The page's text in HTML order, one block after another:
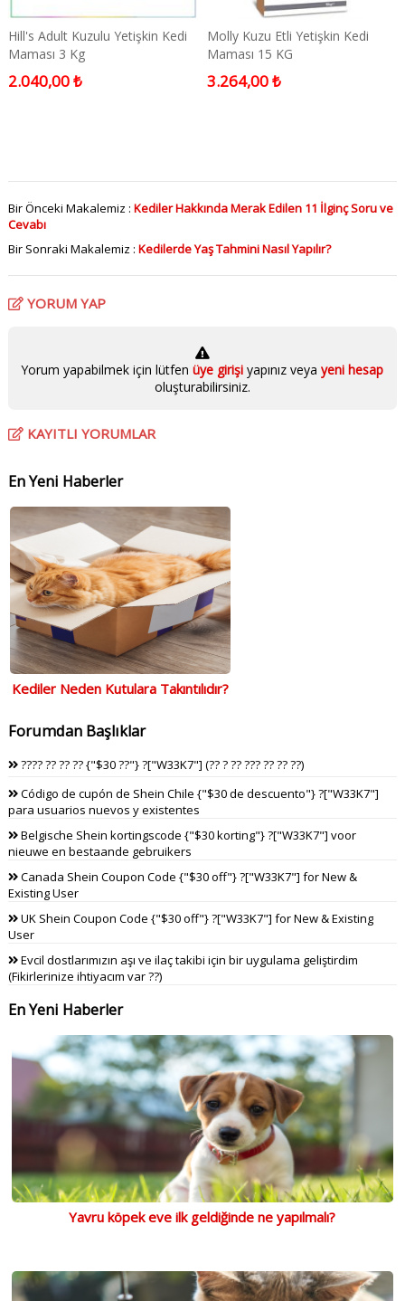
Hill's Adult Kuzulu Yetişkin Kedi
Maması 3 Kg
2.040,00 ₺
Molly Kuzu Etli Yetişkin Kedi
Maması 15 KG
3.264,00 ₺
Bir Önceki Makalemiz : Kediler Hakkında Merak Edilen 11 İlginç Soru ve
Cevabı
Bir Sonraki Makalemiz : Kedilerde Yaş Tahmini Nasıl Yapılır?
YORUM YAP
Yorum yapabilmek için lütfenüye girişiyapınız veya yeni hesap
oluşturabilirsiniz.
KAYITLI YORUMLAR
En Yeni Haberler
Kediler Neden Kutulara Takıntılıdır?
Forumdan Başlıklar
???? ?? ?? ?? {"$30 ??"} ?["W33K7"] (?? ? ?? ??? ?? ?? ??)
Código de cupón de Shein Chile {"$30 de descuento"} ?["W33K7"]
para usuarios nuevos y existentes
Belgische Shein kortingscode {"$30 korting"} ?["W33K7"] voor
nieuwe en bestaande gebruikers
Canada Shein Coupon Code {"$30 off"} ?["W33K7"] for New &
Existing User
UK Shein Coupon Code {"$30 off"} ?["W33K7"] for New & Existing
User
Evcil dostlarımızın aşı ve ilaç takibi için bir uygulama geliştirdim
(Fikirlerinize ihtiyacım var ??)
En Yeni Haberler
Yavru köpek eve ilk geldiğinde ne yapılmalı?